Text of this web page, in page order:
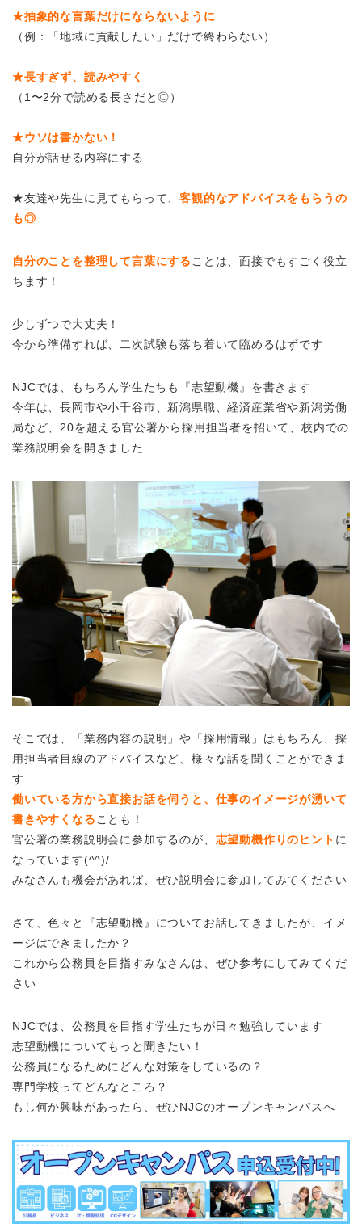
★抽象的な言葉だけにならないように
（例：「地域に貢献したい」だけで終わらない）
★長すぎず、読みやすく
（1〜2分で読める長さだと◎）
★ウソは書かない！
自分が話せる内容にする
★友達や先生に見てもらって、客観的なアドバイスをもらうの
も◎
自分のことを整理して言葉にする ことは、面接でもすごく役立
ちます！
少しずつで大丈夫！
今から準備すれば、二次試験も落ち着いて臨めるはずです
NJCでは、もちろん学生たちも『志望動機』を書きます
今年は、長岡市や小千谷市、新潟県職、経済産業省や新潟労働
局など、20を超える官公署から採用担当者を招いて、校内での
業務説明会を開きました
そこでは、「業務内容の説明」や「採用情報」はもちろん、採
用担当者目線のアドバイスなど、様々な話を聞くことができま
す
働いている方から直接お話を伺うと、仕事のイメージが湧いて
書きやすくなる ことも！
官公署の業務説明会に参加するのが、 志望動機作りのヒント に
なっています(^^)/
みなさんも機会があれば、ぜひ説明会に参加してみてください
さて、色々と『志望動機』についてお話してきましたが、イメ
ージはできましたか？
これから公務員を目指すみなさんは、ぜひ参考にしてみてくだ
さい
NJCでは、公務員を目指す学生たちが日々勉強しています
志望動機についてもっと聞きたい！
公務員になるためにどんな対策をしているの？
専門学校ってどんなところ？
もし何か興味があったら、ぜひNJCのオープンキャンパスへ